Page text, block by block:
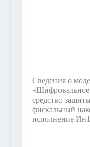
Сведения о
«Шифровальное
средство
фискальный
исполнение